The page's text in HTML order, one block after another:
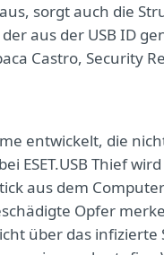
sorgt auch die
aus der USB ID
Castro, Security
entwickelt, die
ESET.USB Thief
aus dem
Opfer
über das infizierte